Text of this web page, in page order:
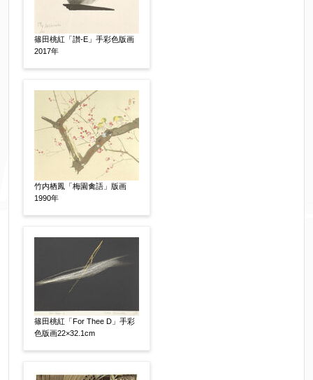
※データはSSL(Secure Sockets Layer)通信によ
り暗号化して送信されます。
篠田桃紅「讃-E」手彩色版画
2017年
竹内栖鳳「梅園禽語」版画
1990年
篠田桃紅「For Thee D」手彩
色版画22×32.1cm